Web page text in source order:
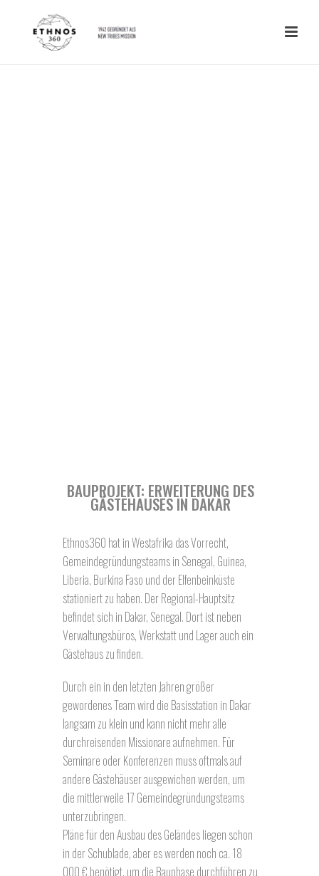
BAUPROJEKT: ERWEITERUNG DES
GÄSTEHAUSES IN DAKAR
Ethnos360 hat in Westafrika das Vorrecht,
Gemeindegründungsteams in Senegal, Guinea,
Liberia, Burkina Faso und der Elfenbeinküste
stationiert zu haben. Der Regional-Hauptsitz
befindet sich in Dakar, Senegal. Dort ist neben
Verwaltungsbüros, Werkstatt und Lager auch ein
Gästehaus zu finden.
Durch ein in den letzten Jahren größer
gewordenes Team wird die Basisstation in Dakar
langsam zu klein und kann nicht mehr alle
durchreisenden Missionare aufnehmen. Für
Seminare oder Konferenzen muss oftmals auf
andere Gästehäuser ausgewichen werden, um
die mittlerweile 17 Gemeindegründungsteams
unterzubringen.
Pläne für den Ausbau des Geländes liegen schon
in der Schublade, aber es werden noch ca. 18
000 € benötigt, um die Bauphase durchführen zu